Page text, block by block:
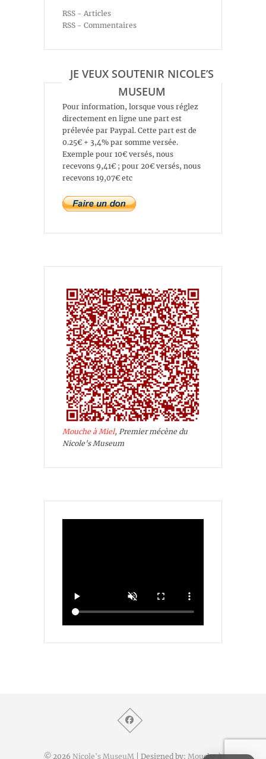
RSS - Articles
RSS - Commentaires
JE VEUX SOUTENIR NICOLE’S
MUSEUM
Pour information, lorsque vous réglez
directement en ligne une part est
prélevée par Paypal. Cette part est de
0.25€ + 3,4% par somme versée.
Exemple pour 10€ versés, nous
recevons 9,41€ ; pour 20€ versés, nous
recevons 19,07€ etc
Mouche à Miel, Premier mécène du
Nicole's Museum
© 2026 Nicole's MuseuM | Designed by: Mouche à